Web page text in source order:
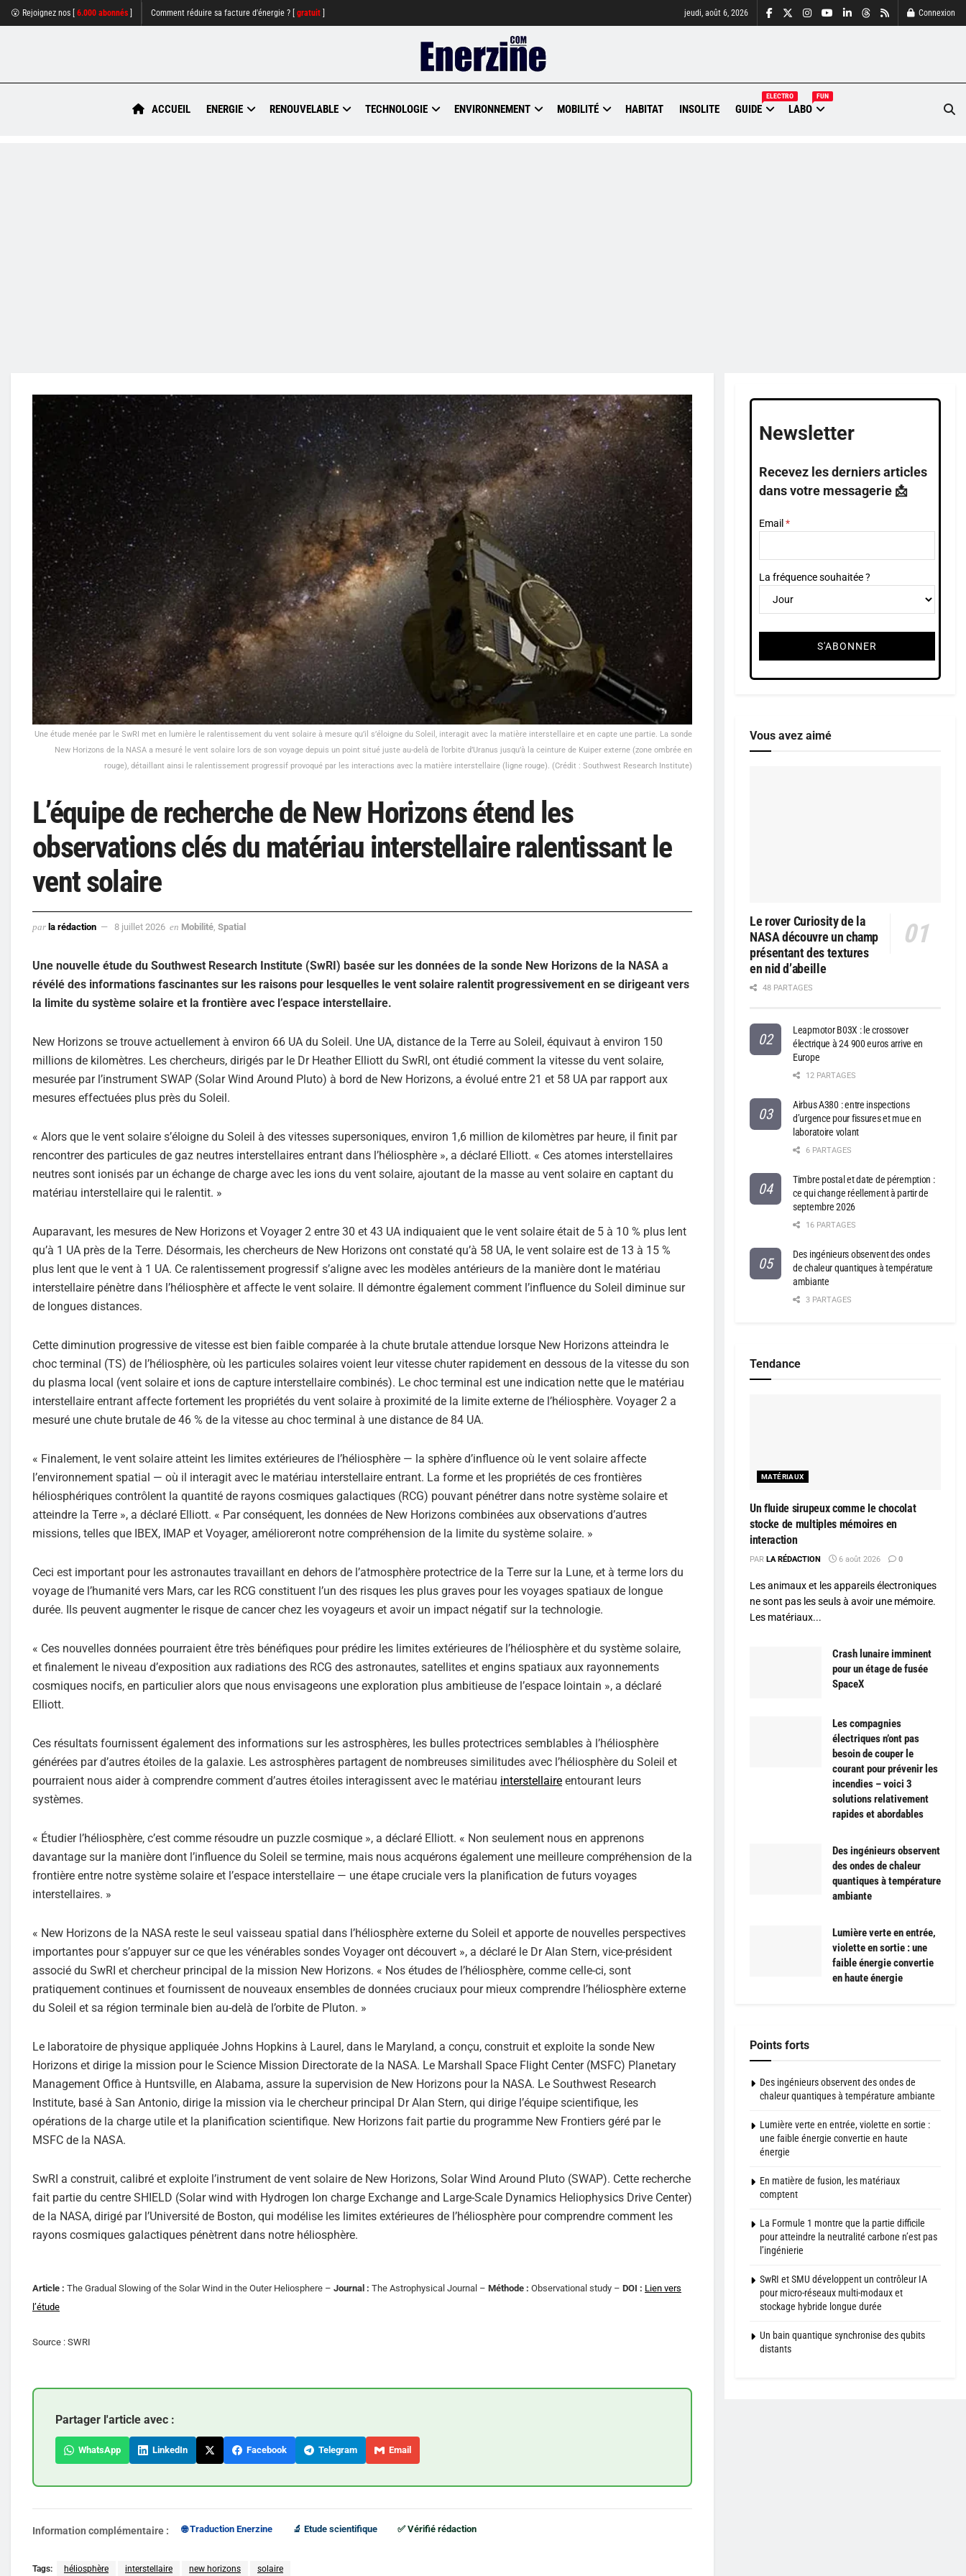
😮 Rejoignez nos [ 6.000 abonnés Comment réduire sa facture d'énergie ? [ gratuit jeudi, août 6, 2026 Connexion
ACCUEIL ENERGIE RENOUVELABLE TECHNOLOGIE ENVIRONNEMENT MOBILITÉ HABITAT INSOLITE GUIDE
ELECTRO
LABO
FUN
Une étude menée par le SwRI met en lumière le ralentissement du vent solaire à mesure qu’il s’éloigne du Soleil, interagit avec la matière interstellaire et en capte une partie. La sonde
New Horizons de la NASA a mesuré le vent solaire lors de son voyage depuis un point situé juste au-delà de l’orbite d’Uranus jusqu’à la ceinture de Kuiper externe (zone ombrée en
rouge), détaillant ainsi le ralentissement progressif provoqué par les interactions avec la matière interstellaire (ligne rouge). (Crédit : Southwest Research Institute)
L’équipe de recherche de New Horizons étend les
observations clés du matériau interstellaire ralentissant le
vent solaire
par la rédaction 8 juillet 2026 en Mobilité Spatial
Une nouvelle étude du Southwest Research Institute (SwRI) basée sur les données de la sonde New Horizons de la NASA a
révélé des informations fascinantes sur les raisons pour lesquelles le vent solaire ralentit progressivement en se dirigeant vers
la limite du système solaire et la frontière avec l’espace interstellaire.
New Horizons se trouve actuellement à environ 66 UA du Soleil. Une UA, distance de la Terre au Soleil, équivaut à environ 150
millions de kilomètres. Les chercheurs, dirigés par le Dr Heather Elliott du SwRI, ont étudié comment la vitesse du vent solaire,
mesurée par l’instrument SWAP (Solar Wind Around Pluto) à bord de New Horizons, a évolué entre 21 et 58 UA par rapport aux
mesures effectuées plus près du Soleil.
« Alors que le vent solaire s’éloigne du Soleil à des vitesses supersoniques, environ 1,6 million de kilomètres par heure, il finit par
rencontrer des particules de gaz neutres interstellaires entrant dans l’héliosphère », a déclaré Elliott. « Ces atomes interstellaires
neutres sont ionisés par un échange de charge avec les ions du vent solaire, ajoutant de la masse au vent solaire en captant du
matériau interstellaire qui le ralentit. »
Auparavant, les mesures de New Horizons et Voyager 2 entre 30 et 43 UA indiquaient que le vent solaire était de 5 à 10 % plus lent
qu’à 1 UA près de la Terre. Désormais, les chercheurs de New Horizons ont constaté qu’à 58 UA, le vent solaire est de 13 à 15 %
plus lent que le vent à 1 UA. Ce ralentissement progressif s’aligne avec les modèles antérieurs de la manière dont le matériau
interstellaire pénètre dans l’héliosphère et affecte le vent solaire. Il démontre également comment l’influence du Soleil diminue sur
de longues distances.
Cette diminution progressive de vitesse est bien faible comparée à la chute brutale attendue lorsque New Horizons atteindra le
choc terminal (TS) de l’héliosphère, où les particules solaires voient leur vitesse chuter rapidement en dessous de la vitesse du son
du plasma local (vent solaire et ions de capture interstellaire combinés). Le choc terminal est une indication nette que le matériau
interstellaire entrant affecte fortement les propriétés du vent solaire à proximité de la limite externe de l’héliosphère. Voyager 2 a
mesuré une chute brutale de 46 % de la vitesse au choc terminal à une distance de 84 UA.
« Finalement, le vent solaire atteint les limites extérieures de l’héliosphère — la sphère d’influence où le vent solaire affecte
l’environnement spatial — où il interagit avec le matériau interstellaire entrant. La forme et les propriétés de ces frontières
héliosphériques contrôlent la quantité de rayons cosmiques galactiques (RCG) pouvant pénétrer dans notre système solaire et
atteindre la Terre », a déclaré Elliott. « Par conséquent, les données de New Horizons combinées aux observations d’autres
missions, telles que IBEX, IMAP et Voyager, amélioreront notre compréhension de la limite du système solaire. »
Ceci est important pour les astronautes travaillant en dehors de l’atmosphère protectrice de la Terre sur la Lune, et à terme lors du
voyage de l’humanité vers Mars, car les RCG constituent l’un des risques les plus graves pour les voyages spatiaux de longue
durée. Ils peuvent augmenter le risque de cancer chez les voyageurs et avoir un impact négatif sur la technologie.
« Ces nouvelles données pourraient être très bénéfiques pour prédire les limites extérieures de l’héliosphère et du système solaire,
et finalement le niveau d’exposition aux radiations des RCG des astronautes, satellites et engins spatiaux aux rayonnements
cosmiques nocifs, en particulier alors que nous envisageons une exploration plus ambitieuse de l’espace lointain », a déclaré
Elliott.
Ces résultats fournissent également des informations sur les astrosphères, les bulles protectrices semblables à l’héliosphère
générées par d’autres étoiles de la galaxie. Les astrosphères partagent de nombreuses similitudes avec l’héliosphère du Soleil et
pourraient nous aider à comprendre comment d’autres étoiles interagissent avec le matériau interstellaire entourant leurs
systèmes.
« Étudier l’héliosphère, c’est comme résoudre un puzzle cosmique », a déclaré Elliott. « Non seulement nous en apprenons
davantage sur la manière dont l’influence du Soleil se termine, mais nous acquérons également une meilleure compréhension de la
frontière entre notre système solaire et l’espace interstellaire — une étape cruciale vers la planification de futurs voyages
interstellaires. »
« New Horizons de la NASA reste le seul vaisseau spatial dans l’héliosphère externe du Soleil et apporte de nouvelles perspectives
importantes pour s’appuyer sur ce que les vénérables sondes Voyager ont découvert », a déclaré le Dr Alan Stern, vice-président
associé du SwRI et chercheur principal de la mission New Horizons. « Nos études de l’héliosphère, comme celle-ci, sont
pratiquement continues et fournissent de nouveaux ensembles de données cruciaux pour mieux comprendre l’héliosphère externe
du Soleil et sa région terminale bien au-delà de l’orbite de Pluton. »
Le laboratoire de physique appliquée Johns Hopkins à Laurel, dans le Maryland, a conçu, construit et exploite la sonde New
Horizons et dirige la mission pour le Science Mission Directorate de la NASA. Le Marshall Space Flight Center (MSFC) Planetary
Management Office à Huntsville, en Alabama, assure la supervision de New Horizons pour la NASA. Le Southwest Research
Institute, basé à San Antonio, dirige la mission via le chercheur principal Dr Alan Stern, qui dirige l’équipe scientifique, les
opérations de la charge utile et la planification scientifique. New Horizons fait partie du programme New Frontiers géré par le
MSFC de la NASA.
SwRI a construit, calibré et exploite l’instrument de vent solaire de New Horizons, Solar Wind Around Pluto (SWAP). Cette recherche
fait partie du centre SHIELD (Solar wind with Hydrogen Ion charge Exchange and Large-Scale Dynamics Heliophysics Drive Center)
de la NASA, dirigé par l’Université de Boston, qui modélise les limites extérieures de l’héliosphère pour comprendre comment les
rayons cosmiques galactiques pénètrent dans notre héliosphère.
Article : The Gradual Slowing of the Solar Wind in the Outer Heliosphere – Journal : The Astrophysical Journal – Méthode : Observational study – DOI : Lien vers
l’étude
Source : SWRI
Partager l'article avec :
WhatsApp LinkedIn Facebook Telegram Email
Information complémentaire : 🌐 Traduction Enerzine 🔬 Etude scientifique ✅ Vérifié rédaction
Tags: héliosphère interstellaire new horizons solaire
Newsletter
Recevez les derniers articles
dans votre messagerie 📩
Email
La fréquence souhaitée ?
Vous avez aimé
Le rover Curiosity de la
NASA découvre un champ
présentant des textures
en nid d’abeille
48 PARTAGES
Leapmotor B03X : le crossover
électrique à 24 900 euros arrive en
Europe
12 PARTAGES
Airbus A380 : entre inspections
d’urgence pour fissures et mue en
laboratoire volant
6 PARTAGES
Timbre postal et date de péremption :
ce qui change réellement à partir de
septembre 2026
16 PARTAGES
Des ingénieurs observent des ondes
de chaleur quantiques à température
ambiante
3 PARTAGES
Tendance
MATÉRIAUX
Un fluide sirupeux comme le chocolat
stocke de multiples mémoires en
interaction
PAR LA RÉDACTION 6 août 2026 0
Les animaux et les appareils électroniques
ne sont pas les seuls à avoir une mémoire.
Les matériaux...
Crash lunaire imminent
pour un étage de fusée
SpaceX
Les compagnies
électriques n’ont pas
besoin de couper le
courant pour prévenir les
incendies – voici 3
solutions relativement
rapides et abordables
Des ingénieurs observent
des ondes de chaleur
quantiques à température
ambiante
Lumière verte en entrée,
violette en sortie : une
faible énergie convertie
en haute énergie
Points forts
Des ingénieurs observent des ondes de
chaleur quantiques à température ambiante
Lumière verte en entrée, violette en sortie :
une faible énergie convertie en haute
énergie
En matière de fusion, les matériaux
comptent
La Formule 1 montre que la partie difficile
pour atteindre la neutralité carbone n’est pas
l’ingénierie
SwRI et SMU développent un contrôleur IA
pour micro-réseaux multi-modaux et
stockage hybride longue durée
Un bain quantique synchronise des qubits
distants